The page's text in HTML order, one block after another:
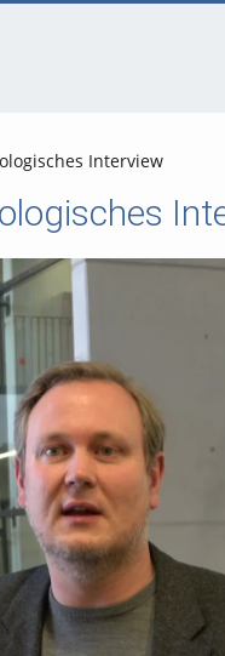
Interview
abspielen